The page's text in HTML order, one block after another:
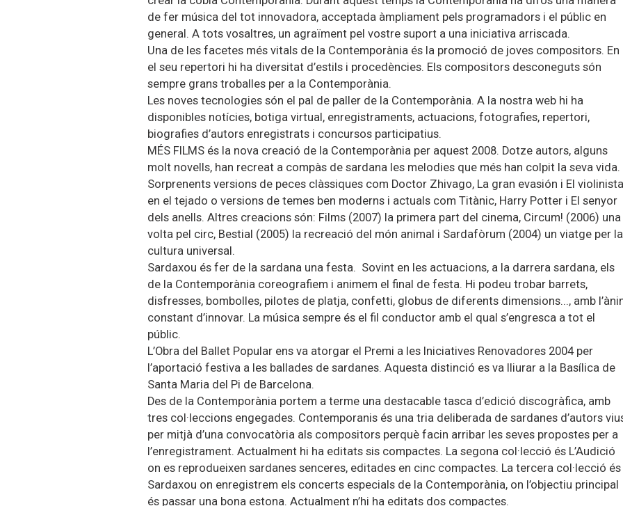
de fer música del tot innovadora, acceptada àmpliament pels programadors i el públic en
general. A tots vosaltres, un agraïment pel vostre suport a una iniciativa arriscada.
Una de les facetes més vitals de la Contemporània és la promoció de joves compositors. En
el seu repertori hi ha diversitat d’estils i procedències. Els compositors desconeguts són
sempre grans troballes per a la Contemporània.
Les noves tecnologies són el pal de paller de la Contemporània. A la nostra web hi ha
disponibles notícies, botiga virtual, enregistraments, actuacions, fotografies, repertori,
biografies d’autors enregistrats i concursos participatius.
MÉS FILMS és la nova creació de la Contemporània per aquest 2008. Dotze autors, alguns
molt novells, han recreat a compàs de sardana les melodies que més han colpit la seva vida.
Sorprenents versions de peces clàssiques com Doctor Zhivago, La gran evasión i El violinista
en el tejado o versions de temes ben moderns i actuals com Titànic, Harry Potter i El senyor
dels anells. Altres creacions són: Films (2007) la primera part del cinema, Circum! (2006) una
volta pel circ, Bestial (2005) la recreació del món animal i Sardafòrum (2004) un viatge per la
cultura universal.
Sardaxou és fer de la sardana una festa. Sovint en les actuacions, a la darrera sardana, els
de la Contemporània coreografiem i animem el final de festa. Hi podeu trobar barrets,
disfresses, bombolles, pilotes de platja, confetti, globus de diferents dimensions..., amb
constant d’innovar. La música sempre és el fil conductor amb el qual s’engresca a tot el
públic.
L’Obra del Ballet Popular ens va atorgar el Premi a les Iniciatives Renovadores 2004 per
l’aportació festiva a les ballades de sardanes. Aquesta distinció es va lliurar a la Basílica de
Santa Maria del Pi de Barcelona.
Des de la Contemporània portem a terme una destacable tasca d’edició discogràfica, amb
tres col·leccions engegades. Contemporanis és una tria deliberada de sardanes d’autors
per mitjà d’una convocatòria als compositors perquè facin arribar les seves propostes per a
l’enregistrament. Actualment hi ha editats sis compactes. La segona col·lecció és L’Audició
on es reprodueixen sardanes senceres, editades en cinc compactes. La tercera col·lecció és
Sardaxou on enregistrem els concerts especials de la Contemporània, on l’objectiu principal
és passar una bona estona. Actualment n’hi ha editats dos compactes.